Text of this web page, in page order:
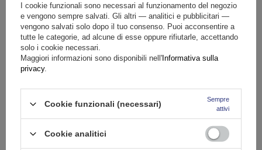
La tua valutazione:
5/5
Contenuto della tua recensione
Aggiungi la tua foto del prodotto:
I cookie funzionali sono necessari al funzionamento del negozio
e vengono sempre salvati. Gli altri — analitici e pubblicitari —
vengono salvati solo dopo il tuo consenso. Puoi acconsentire a
tutte le categorie, ad alcune di esse oppure rifiutarle, accettando
solo i cookie necessari.
Maggiori informazioni sono disponibili nell' Informativa sulla
privacy.
Cookie funzionali (necessari)
Sempre
attivi
Cookie analitici